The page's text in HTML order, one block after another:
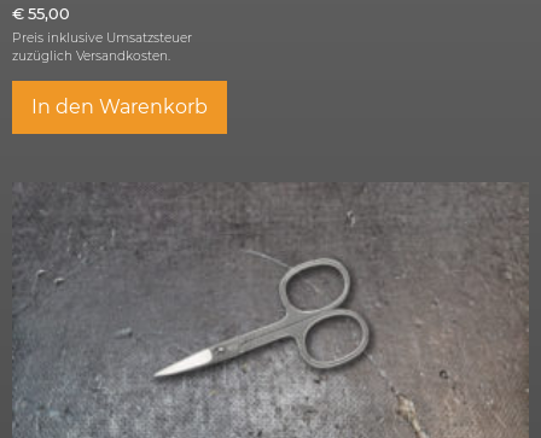
€ 55,00
Preis inklusive Umsatzsteuer
zuzüglich Versandkosten.
In den Warenkorb